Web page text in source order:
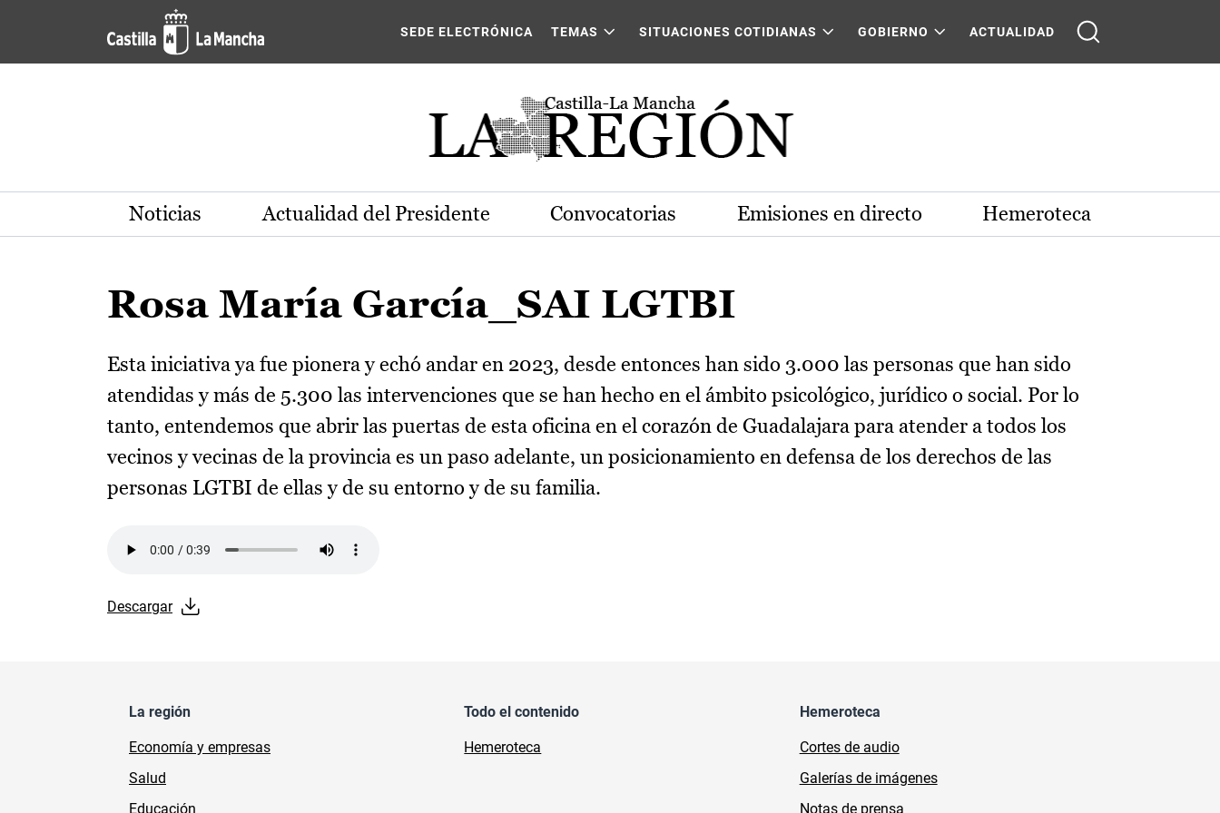
Pasar al contenido principal
SEDE ELECTRÓNICA TEMAS SITUACIONES COTIDIANAS GOBIERNO ACTUALIDAD
Noticias Actualidad del Presidente Convocatorias Emisiones en directo Hemeroteca
Rosa María García_SAI LGTBI
Esta iniciativa ya fue pionera y echó andar en 2023, desde entonces han sido 3.000 las personas que han sido
atendidas y más de 5.300 las intervenciones que se han hecho en el ámbito psicológico, jurídico o social. Por lo
tanto, entendemos que abrir las puertas de esta oficina en el corazón de Guadalajara para atender a todos los
vecinos y vecinas de la provincia es un paso adelante, un posicionamiento en defensa de los derechos de las
personas LGTBI de ellas y de su entorno y de su familia.
Descargar
La región
Economía y empresas
Salud
Educación
Todo el contenido
Hemeroteca
Hemeroteca
Cortes de audio
Galerías de imágenes
Notas de prensa